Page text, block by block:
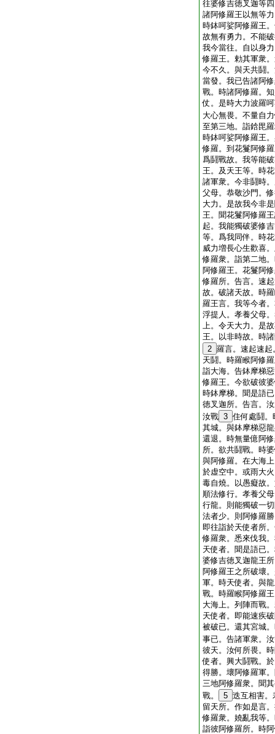
往婆修吉徳叉迦等
諸阿修羅王以無等
時鉢呵娑阿修羅王
故無有勇力。不能
我今當往。自以身
修羅王。勅其軍衆
今不久。與天共鬪
當發。我已告諸阿
戰。時諸阿修羅。
仗。是時大力波羅
大心無畏。不量自
至第三地。詣鋡毘
時鉢呵娑阿修羅王
修羅。到花鬘阿修
爲鬪戰故。我等能
王。及天王等。時
諸軍衆。今非鬪時
父母。恭敬沙門。
大力。是故我今非
王。聞花鬘阿修羅
起。我能獨破婆修
等。爲我同伴。時
威力増長心生歡喜
修羅衆。詣第二地
阿修羅王。花鬘阿
修羅所。告言。速
故。破諸天故。時
羅王言。我等今者
浮提人。孝養父母
上。令天大力。是
王。以非時故。時
2 羅言。速起速
天鬪。時羅睺阿修
詣大海。告鉢摩梯
修羅王。今欲破彼
時鉢摩梯。聞是語
徳叉迦所。告言。
汝戰 3 住何處鬪。
其城。與鉢摩梯惡
還退。時無量億阿
所。欲共鬪戰。時
與阿修羅。在大海
於虚空中。或雨大
毒自燒。以愚癡故
順法修行。孝養父
行龍。則能獨破一
法者少。則阿修羅
即往詣於天使者所
修羅衆。悉來伐我
天使者。聞是語已
婆修吉徳叉迦龍王
阿修羅王之所破壞
軍。時天使者。與
戰。時羅睺阿修羅
大海上。列陣而戰
天使者。即能速疾
被破已。還其宮城
事已。告諸軍衆。
彼天。汝何所畏。
使者。興大鬪戰。
得勝。壞阿修羅軍
三地阿修羅衆。聞
戰。
5 迭互相害。
留天所。作如是言
修羅衆。嬈亂我等
詣彼阿修羅所。時